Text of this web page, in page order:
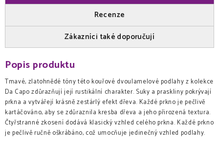
Recenze
Zákazníci také doporučují
Popis produktu
Tmavé, zlatohnědé tóny této kouřové dvoulamelové podlahy z kolekce
Da Capo zdůrazňují její rustikální charakter. Suky a praskliny pokrývají
prkna a vytvářejí krásně zestárlý efekt dřeva. Každé prkno je pečlivě
kartáčováno, aby se zdůraznila kresba dřeva a jeho přirozená textura.
Čtyřstranné zkosení dodává klasický vzhled celého prkna. Každé prkno
je pečlivě ručně oškrábáno, což umocňuje jedinečný vzhled podlahy.